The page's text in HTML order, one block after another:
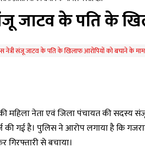
जाटव के पति के
की महिला नेता एवं जिला पंचायत की
की गई है।‌ पुलिस ने आरोप लगाया है कि
से बचाया।‌